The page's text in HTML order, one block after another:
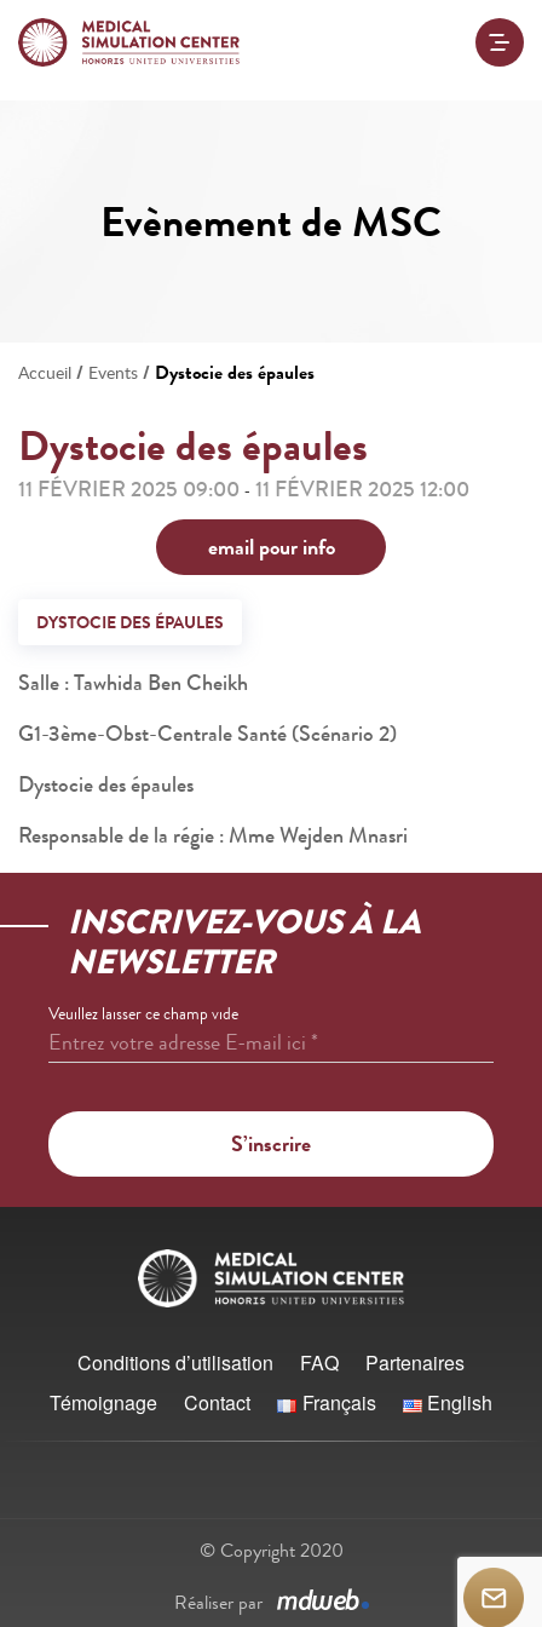
Evènement de MSC
Accueil / Events / Dystocie des épaules
Dystocie des épaules
11 FÉVRIER 2025 09:00 - 11 FÉVRIER 2025 12:00
email pour info
DYSTOCIE DES ÉPAULES
Salle : Tawhida Ben Cheikh
G1-3ème-Obst-Centrale Santé (Scénario 2)
Dystocie des épaules
Responsable de la régie : Mme Wejden Mnasri
INSCRIVEZ-VOUS À LA
NEWSLETTER
Veuillez laisser ce champ vide
Entrez votre adresse E-mail ici*
Conditions d’utilisation FAQ
Partenaires
Témoignage
Contact Français English
© Copyright 2020
Réaliser par